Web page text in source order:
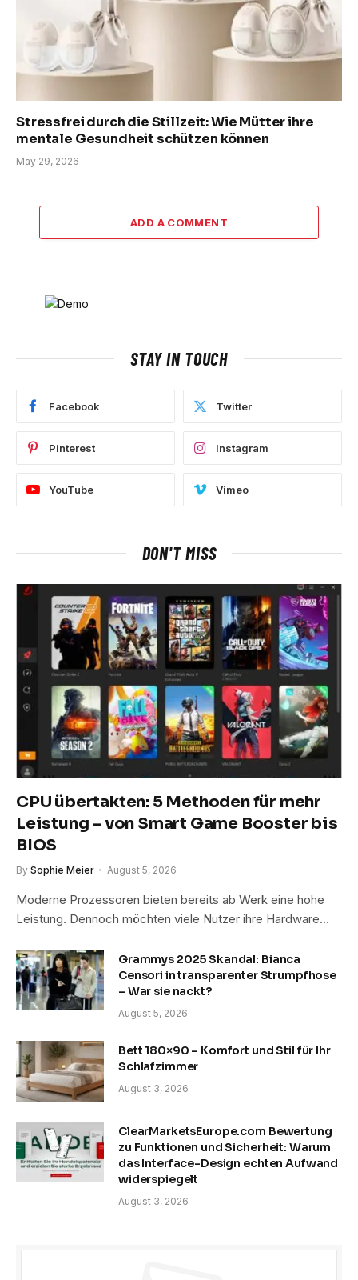
Stressfrei durch die Stillzeit: Wie Mütter ihre
mentale Gesundheit schützen können
May 29, 2026
ADD A COMMENT
STAY IN TOUCH
Facebook Twitter
Pinterest Instagram
YouTube Vimeo
DON'T MISS
CPU übertakten: 5 Methoden für mehr
Leistung – von Smart Game Booster bis
BIOS
By Sophie Meier August 5, 2026
Moderne Prozessoren bieten bereits ab Werk eine hohe
Leistung. Dennoch möchten viele Nutzer ihre Hardware…
Grammys 2025 Skandal: Bianca
Censori in transparenter Strumpfhose
– War sie nackt?
August 5, 2026
Bett 180×90 – Komfort und Stil für Ihr
Schlafzimmer
August 3, 2026
ClearMarketsEurope.com Bewertung
zu Funktionen und Sicherheit: Warum
das Interface-Design echten Aufwand
widerspiegelt
August 3, 2026